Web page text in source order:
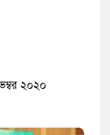
২০২০